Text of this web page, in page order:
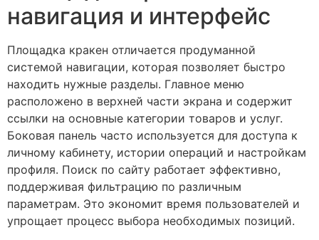
навигация и интерфейс
Площадка кракен отличается продуманной
системой навигации, которая позволяет быстро
находить нужные разделы. Главное меню
расположено в верхней части экрана и содержит
ссылки на основные категории товаров и услуг.
Боковая панель часто используется для доступа к
личному кабинету, истории операций и настройкам
профиля. Поиск по сайту работает эффективно,
поддерживая фильтрацию по различным
параметрам. Это экономит время пользователей и
упрощает процесс выбора необходимых позиций.